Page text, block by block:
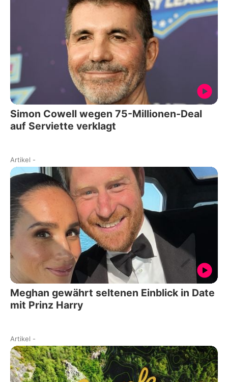
Simon Cowell wegen 75-Millionen-Deal
auf Serviette verklagt
Artikel -
Meghan gewährt seltenen Einblick in Date
mit Prinz Harry
Artikel -